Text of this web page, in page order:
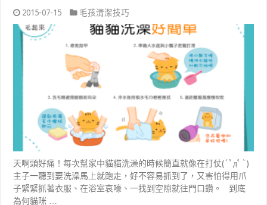
2015-07-15 毛孩清潔技巧
天啊頭好痛！每次幫家中貓貓洗澡的時候簡直就像在打仗(´ﾟдﾟ`)
主子一聽到要洗澡馬上就跑走，好不容易抓到了，又害怕得用爪
子緊緊抓著衣服、在浴室哀嚎、一找到空隙就往門口鑽。 到底
為何貓咪 …